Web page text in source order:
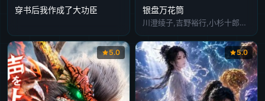
穿书后我作成了大功臣 银盘万花筒
川澄绫子,吉野裕行,小杉十郎太,铃木弘子,斋藤千和,能登麻美子,井上麻里奈,千叶一伸,冈本麻弥,村井每早
5.0 5.0